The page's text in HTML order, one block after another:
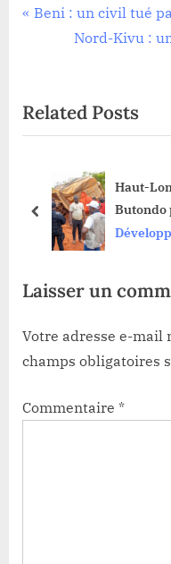
Infrastructure
Navigation
P
i
o
P
t
Beni : un civil tué
N
t
P
s
t
:
Nord-Kivu :
Related Posts
Haut-
Butondo
desserte
prev
Laisser un
Votre adresse e-mail
champs obligatoires
Commentaire *